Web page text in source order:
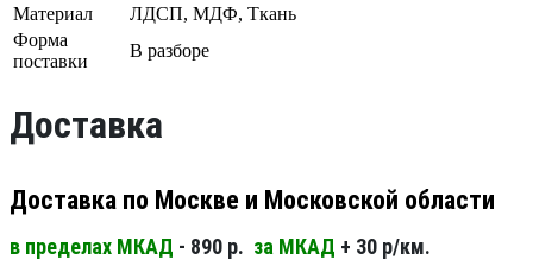
Материал
ЛДСП, МДФ, Ткань
Форма
поставки
В разборе
Доставка
Доставка по Москве и Московской области
в пределах МКАД - 890 р. за МКАД + 30 р/км.